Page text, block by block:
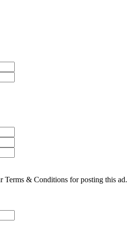
Terms & Conditions for posting this ad.